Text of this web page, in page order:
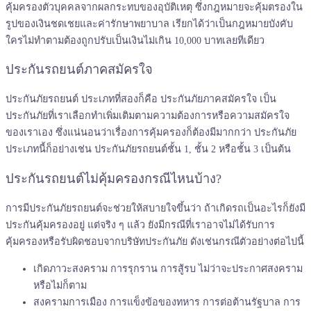
คุ้มครองตัวบุคคลจากผลกระทบของอุบัติเหตุ ซึ่งกฎหมายจะคุ้มตรองใน
รูปของเงินชดเชยและค่ารักษาพยาบาล เรียกได้ว่าเป็นกฎหมายบังคับ
ใครไม่ทำตามต้องถูกปรับเป็นเงินไม่เกิน 10,000 บาทเลยทีเดียว
ประกันรถยนต์ภาคสมัครใจ
ประกันภัยรถยนต์ ประเภทที่สองก็คือ ประกันภัยภาคสมัครใจ เป็น
ประกันภัยที่เราเลือกทำเพิ่มเติมตามความต้องการหรือความสมัครใจ
ของเราเอง ซึ่งแน่นอนว่าเรื่องการคุ้มครองก็ต้องมีมากกว่า ประกันภัย
ประเภทนี้ก็อย่างเช่น ประกันภัยรถยนต์ชั้น 1, ชั้น 2 หรือชั้น 3 เป็นต้น
ประกันรถยนต์ไม่คุ้มครองกรณีไหนบ้าง?
การมีประกันภัยรถยนต์จะช่วยให้สบายใจขึ้นว่า ถ้าเกิดรถเป็นอะไรก็ยังมี
ประกันคุ้มครองอยู่ แต่จริง ๆ แล้ว ยังมีกรณีที่เราอาจไม่ได้รับการ
คุ้มครองหรือรับผิดชอบจากบริษัทประกันภัย ดังเช่นกรณีตัวอย่างต่อไปนี้
เกิดภาวะสงคราม การรุกราน การสู้รบ ไม่ว่าจะประกาศสงคราม
หรือไม่ก็ตาม
สงครามการเมือง การแข็งข้อของทหาร การต่อต้านรัฐบาล การ